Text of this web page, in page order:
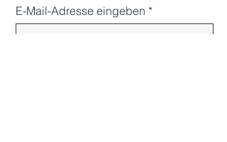
E-Mail-Adresse eingeben